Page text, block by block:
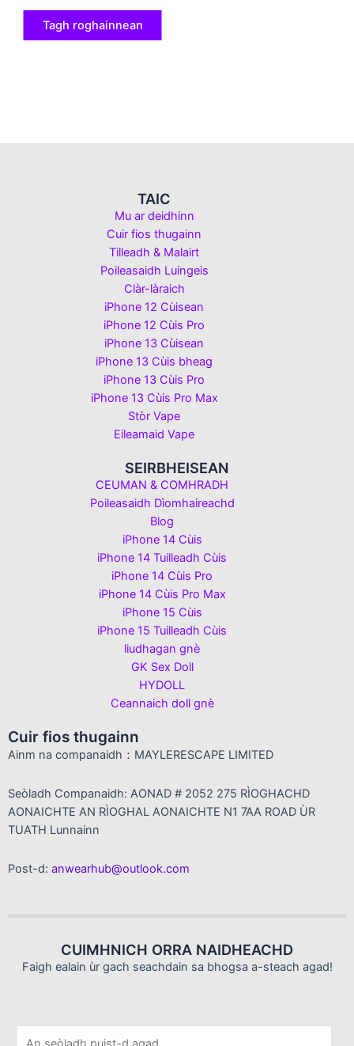
Tagh roghainnean
TAIC
Mu ar deidhinn
Cuir fios thugainn
Tilleadh & Malairt
Poileasaidh Luingeis
Clàr-làraich
iPhone 12 Cùisean
iPhone 12 Cùis Pro
iPhone 13 Cùisean
iPhone 13 Cùis bheag
iPhone 13 Cùis Pro
iPhone 13 Cùis Pro Max
Stòr Vape
Eileamaid Vape
SEIRBHEISEAN
CEUMAN & COMHRADH
Poileasaidh Dìomhaireachd
Blog
iPhone 14 Cùis
iPhone 14 Tuilleadh Cùis
iPhone 14 Cùis Pro
iPhone 14 Cùis Pro Max
iPhone 15 Cùis
iPhone 15 Tuilleadh Cùis
liudhagan gnè
GK Sex Doll
HYDOLL
Ceannaich doll gnè
Cuir fios thugainn
Ainm na companaidh：MAYLERESCAPE LIMITED
Seòladh Companaidh: AONAD # 2052 275 RÌOGHACHD
AONAICHTE AN RÌOGHAL AONAICHTE N1 7AA ROAD ÙR
TUATH Lunnainn
Post-d: anwearhub@outlook.com
CUIMHNICH ORRA NAIDHEACHD
Faigh ealain ùr gach seachdain sa bhogsa a-steach agad!